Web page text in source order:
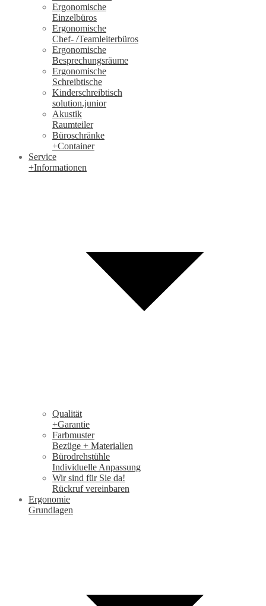
Ergonomische
Einzelbüros
Ergonomische
Chef- /Teamleiterbüros
Ergonomische
Besprechungsräume
Ergonomische
Schreibtische
Kinderschreibtisch
solution.junior
Akustik
Raumteiler
Büroschränke
+Container
Service
+Informationen
Qualität
+Garantie
Farbmuster
Bezüge + Materialien
Bürodrehstühle
Individuelle Anpassung
Wir sind für Sie da!
Rückruf vereinbaren
Ergonomie
Grundlagen